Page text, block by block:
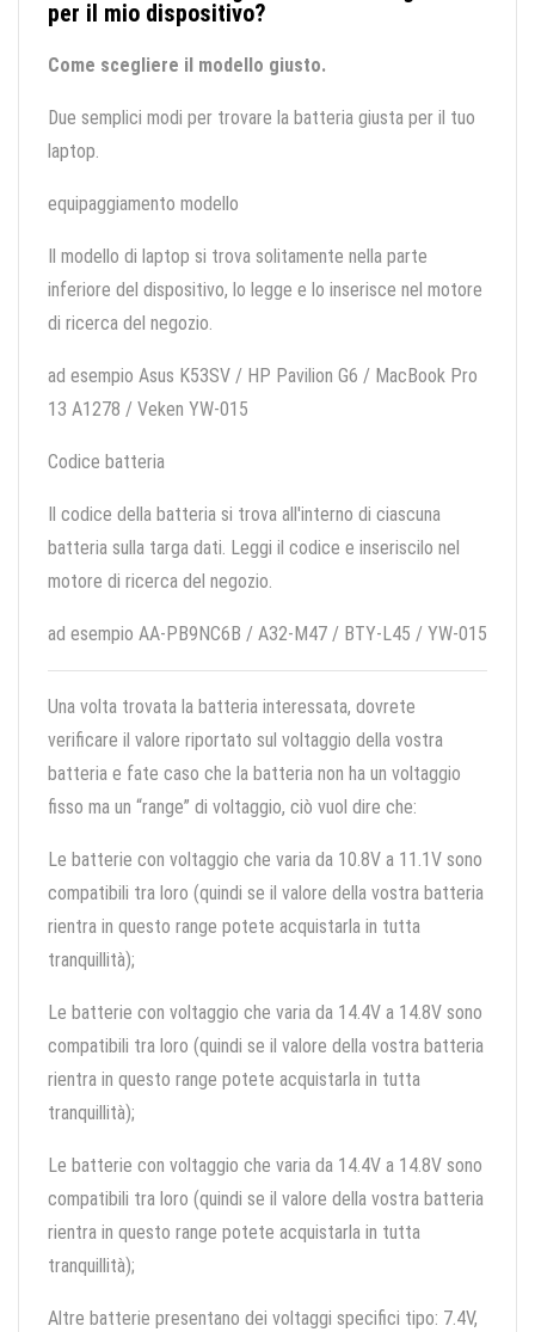
per il mio dispositivo?
Come scegliere il modello giusto.
Due semplici modi per trovare la batteria giusta per il tuo
laptop.
equipaggiamento modello
Il modello di laptop si trova solitamente nella parte
inferiore del dispositivo, lo legge e lo inserisce nel motore
di ricerca del negozio.
ad esempio Asus K53SV / HP Pavilion G6 / MacBook Pro
13 A1278 / Veken YW-015
Codice batteria
Il codice della batteria si trova all'interno di ciascuna
batteria sulla targa dati. Leggi il codice e inseriscilo nel
motore di ricerca del negozio.
ad esempio AA-PB9NC6B / A32-M47 / BTY-L45 / YW-015
Una volta trovata la batteria interessata, dovrete
verificare il valore riportato sul voltaggio della vostra
batteria e fate caso che la batteria non ha un voltaggio
fisso ma un “range” di voltaggio, ciò vuol dire che:
Le batterie con voltaggio che varia da 10.8V a 11.1V sono
compatibili tra loro (quindi se il valore della vostra batteria
rientra in questo range potete acquistarla in tutta
tranquillità);
Le batterie con voltaggio che varia da 14.4V a 14.8V sono
compatibili tra loro (quindi se il valore della vostra batteria
rientra in questo range potete acquistarla in tutta
tranquillità);
Le batterie con voltaggio che varia da 14.4V a 14.8V sono
compatibili tra loro (quindi se il valore della vostra batteria
rientra in questo range potete acquistarla in tutta
tranquillità);
Altre batterie presentano dei voltaggi specifici tipo: 7.4V,